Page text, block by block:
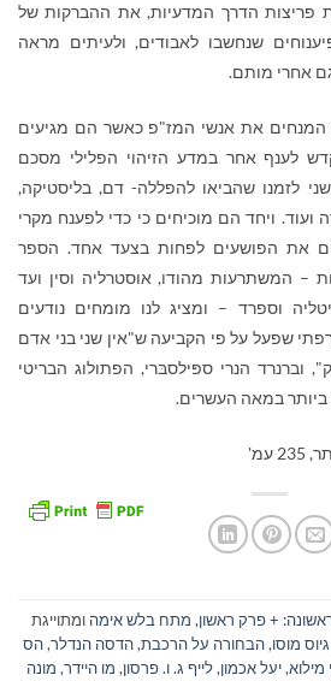
פריצות הדרך המדעיות, את ההברקות של
שנחשבו לאבודים, ולעיתים מראה
אחרי מותם.
המנחים את אנשי המז"פ כאשר הם מגיעים
לענף אחר במדע הזיהוי הפלילי מסכם
לזמנו שהביאו להפללה- דם, בליסטיקה,
ועוד. ויחד הם מוכיחים כי כדי לפענח מקרי
את הפושעים לפחות בצעד אחד. הספר
– המשתרעות מהודו, אוסטרליה וסין ועד
וספרד – ומציג לנו מומחים נודעים
שפעל על פי הקביעה ש"אין שני בני אדם
וברנרד הנרי ספּילסבּרי, הפתולוג הבריטי
ביותר במאה העשרים.
עמ'
+ פרק ראשון, מתח בלש אימה ומתוייגת
גיוס מוסו,הבחורה על הרכבת,הדסה הנדלר,הס
מילוא,יעל אכמון,לייף ג. ו. פרסון, מו היידר, מונה